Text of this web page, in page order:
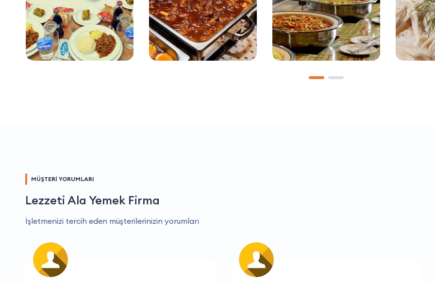
MÜŞTERİ YORUMLARI
Lezzeti Ala Yemek Firma
İşletmenizi tercih eden müşterilerinizin yorumları